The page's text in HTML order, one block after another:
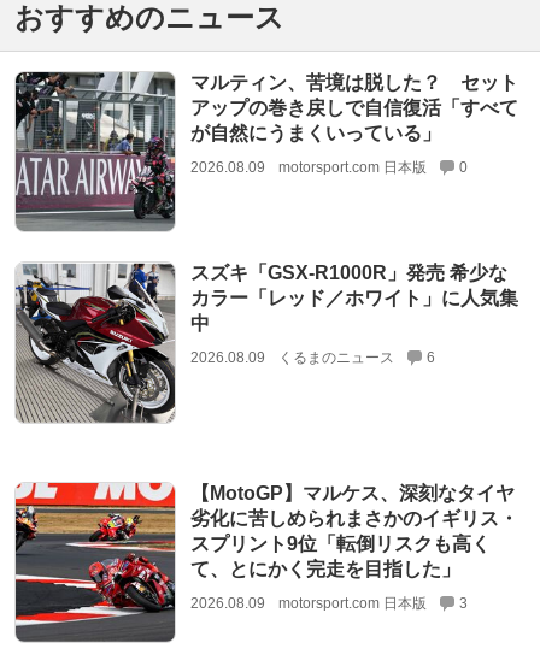
おすすめのニュース
マルティン、苦境は脱した？ セット
アップの巻き戻しで自信復活「すべて
が自然にうまくいっている」
2026.08.09 motorsport.com 日本版 0
スズキ「GSX-R1000R」発売 希少な
カラー「レッド／ホワイト」に人気集
中
2026.08.09 くるまのニュース 6
【MotoGP】マルケス、深刻なタイヤ
劣化に苦しめられまさかのイギリス・
スプリント9位「転倒リスクも高く
て、とにかく完走を目指した」
2026.08.09 motorsport.com 日本版 3